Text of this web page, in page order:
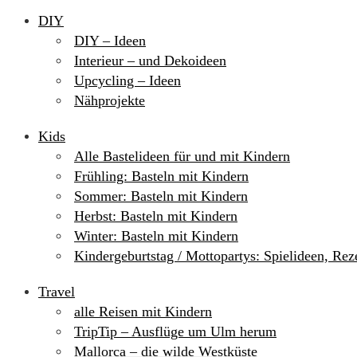
DIY
DIY – Ideen
Interieur – und Dekoideen
Upcycling – Ideen
Nähprojekte
Kids
Alle Bastelideen für und mit Kindern
Frühling: Basteln mit Kindern
Sommer: Basteln mit Kindern
Herbst: Basteln mit Kindern
Winter: Basteln mit Kindern
Kindergeburtstag / Mottopartys: Spielideen,
Travel
alle Reisen mit Kindern
TripTip – Ausflüge um Ulm herum
Mallorca – die wilde Westküste